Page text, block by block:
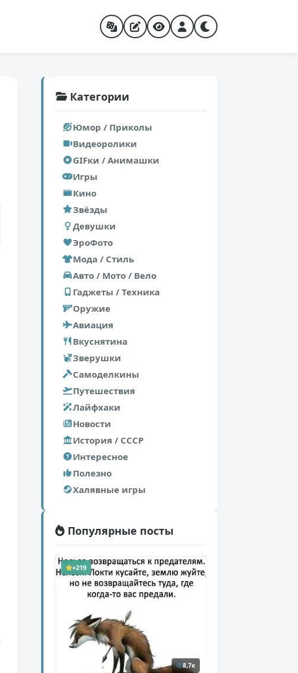
Категории
Юмор / Приколы
Видеоролики
GIFки / Анимашки
Игры
Кино
Звёзды
Девушки
ЭроФото
Мода / Стиль
Авто / Мото / Вело
Гаджеты / Техника
Оружие
Авиация
Вкуснятина
Зверушки
Самоделкины
Путешествия
Лайфхаки
Новости
История / СССР
Интересное
Полезно
Халявные игры
Популярные посты
+219
8,7к